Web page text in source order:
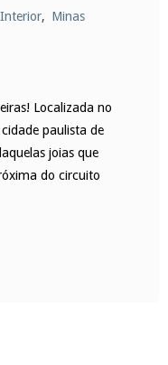
Interior, Minas
Localizada no
paulista de
joias que
do circuito